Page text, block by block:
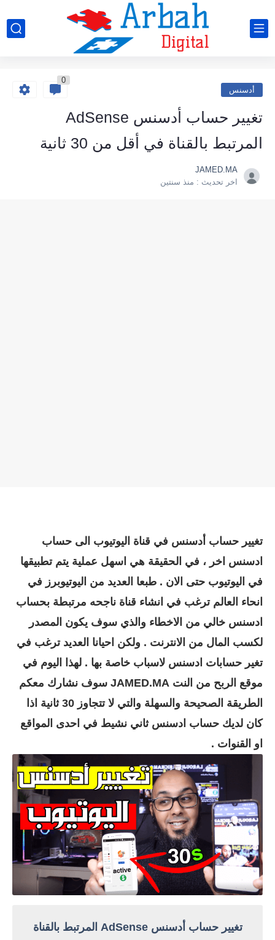
أدسنس
0
تغيير حساب أدسنس AdSense
المرتبط بالقناة في أقل من 30 ثانية
JAMED.MA
اخر تحديث : منذ سنتين
تغيير حساب أدسنس في قناة اليوتيوب الى حساب
ادسنس اخر ، في الحقيقة هي اسهل عملية يتم تطبيقها
في اليوتيوب حتى الان . طبعا العديد من اليوتيوبرز في
انحاء العالم ترغب في انشاء قناة ناجحه مرتبطة بحساب
ادسنس خالي من الاخطاء والذي سوف يكون المصدر
لكسب المال من الانترنت . ولكن احيانا العديد ترغب في
تغير حسابات ادسنس لاسباب خاصة بها . لهذا اليوم في
موقع الربح من النت JAMED.MA سوف نشارك معكم
الطريقة الصحيحة والسهلة و
التي لا تتجاوز 30 ثانية اذا
كان لديك حساب ادسنس ثاني نشيط في احدى المواقع
او القنوات .
تغيير حساب أدسنس AdSense المرتبط بالقناة